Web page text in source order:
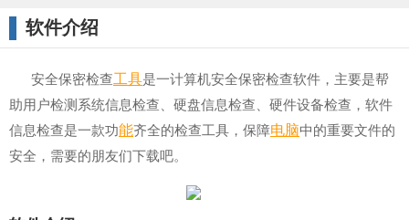
软件介绍
安全保密检查工具是一计算机安全保密检查软件，主要是帮
助用户检测系统信息检查、硬盘信息检查、硬件设备检查，软件
信息检查是一款功能齐全的检查工具，保障电脑中的重要文件的
安全，需要的朋友们下载吧。